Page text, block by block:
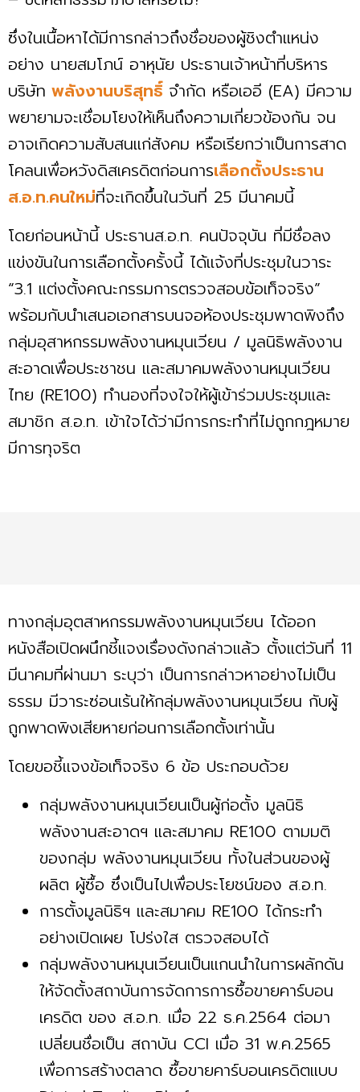
ซึ่งในเนื้อหาได้มีการกล่าวถึงชื่อของผู้ชิงตำแหน่ง
อย่าง นายสมโภน์ อาหุนัย ประธานเจ้าหน้าที่บริหาร
บริษัท พลังงานบริสุทธิ์ จำกัด หรือเออี (EA) มีความ
พยายามจะเชื่อมโยงให้เห็นถึงความเกี่ยวข้องกัน จน
อาจเกิดความสับสนแก่สังคม หรือเรียกว่าเป็นการสาด
โคลนเพื่อหวังดิสเครดิตก่อนการเลือกตั้งประธาน
ส.อ.ท.คนใหม่ที่จะเกิดขึ้นในวันที่ 25 มีนาคมนี้
โดยก่อนหน้านี้ ประธานส.อ.ท. คนปัจจุบัน ที่มีชื่อลง
แข่งขันในการเลือกตั้งครั้งนี้ ได้แจ้งที่ประชุมในวาระ
“3.1 แต่งตั้งคณะกรรมการตรวจสอบข้อเท็จจริง”
พร้อมกับนำเสนอเอกสารบนจอห้องประชุมพาดพิงถึง
กลุ่มอุสาหกรรมพลังงานหมุนเวียน / มูลนิธิพลังงาน
สะอาดเพื่อประชาชน และสมาคมพลังงานหมุนเวียน
ไทย (RE100) ทำนองที่จงใจให้ผู้เข้าร่วมประชุมและ
สมาชิก ส.อ.ท. เข้าใจได้ว่ามีการกระทำที่ไม่ถูกกฎหมาย
มีการทุจริต
ทางกลุ่มอุตสาหกรรมพลังงานหมุนเวียน ได้ออก
หนังสือเปิดผนึกชี้แจงเรื่องดังกล่าวแล้ว ตั้งแต่วันที่ 11
มีนาคมที่ผ่านมา ระบุว่า เป็นการกล่าวหาอย่างไม่เป็น
ธรรม มีวาระซ่อนเร้นให้กลุ่มพลังงานหมุนเวียน กับผู้
ถูกพาดพิงเสียหายก่อนการเลือกตั้งเท่านั้น
โดยขอชี้แจงข้อเท็จจริง 6 ข้อ ประกอบด้วย
กลุ่มพลังงานหมุนเวียนเป็นผู้ก่อตั้ง มูลนิธิ
พลังงานสะอาดฯ และสมาคม RE100 ตามมติ
ของกลุ่ม พลังงานหมุนเวียน ทั้งในส่วนของผู้
ผลิต ผู้ซื้อ ซึ่งเป็นไปเพื่อประโยชน์ของ ส.อ.ท.
การตั้งมูลนิธิฯ และสมาคม RE100 ได้กระทำ
อย่างเปิดเผย โปร่งใส ตรวจสอบได้
กลุ่มพลังงานหมุนเวียนเป็นแกนนำในการผลักดัน
ให้จัดตั้งสถาบันการจัดการการซื้อขายคาร์บอน
เครดิต ของ ส.อ.ท. เมื่อ 22 ธ.ค.2564 ต่อมา
เปลี่ยนชื่อเป็น สถาบัน CCI เมื่อ 31 พ.ค.2565
เพื่อการสร้างตลาด ซื้อขายคาร์บอนเครดิตแบบ